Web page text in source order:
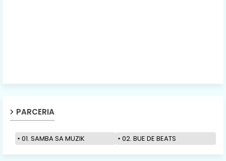
PARCERIA
01. SAMBA SA MUZIK 02. BUE DE BEATS